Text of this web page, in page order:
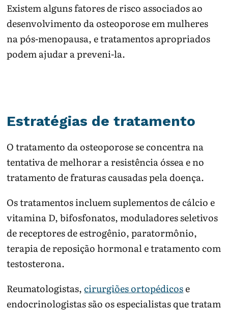
Existem alguns fatores de risco associados ao
desenvolvimento da osteoporose em mulheres
na pós-menopausa, e tratamentos apropriados
podem ajudar a preveni-la.
Estratégias de tratamento
O tratamento da osteoporose se concentra na
tentativa de melhorar a resistência óssea e no
tratamento de fraturas causadas pela doença.
Os tratamentos incluem suplementos de cálcio e
vitamina D, bifosfonatos, moduladores seletivos
de receptores de estrogênio, paratormônio,
terapia de reposição hormonal e tratamento com
testosterona.
Reumatologistas,cirurgiões ortopédicose
endocrinologistas são os especialistas que tratam